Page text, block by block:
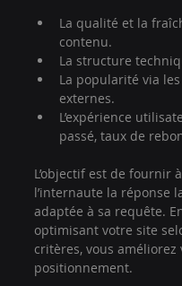
La qualité et la
contenu.
La structure
La popularité via
externes.
L’expérience
passé, taux de
L’objectif est de fournir à
l’internaute la réponse
adaptée à sa requête.
optimisant votre site
critères, vous améliorez
positionnement.